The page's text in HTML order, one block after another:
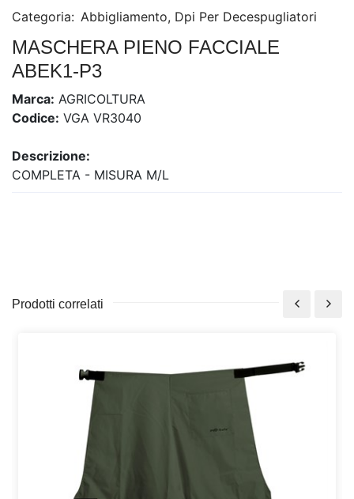
Categoria: Abbigliamento, Dpi Per Decespugliatori
MASCHERA PIENO FACCIALE
ABEK1-P3
Marca: AGRICOLTURA
Codice: VGA VR3040
Descrizione:
COMPLETA - MISURA M/L
Prodotti correlati